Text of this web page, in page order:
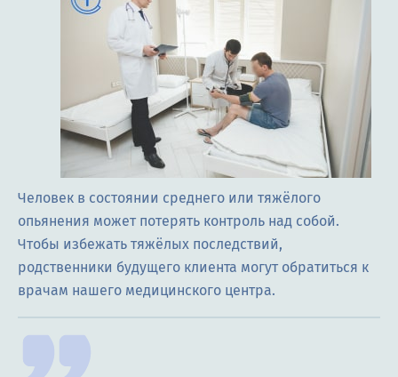
Человек в состоянии среднего или тяжёлого
опьянения может потерять контроль над собой.
Чтобы избежать тяжёлых последствий,
родственники будущего клиента могут обратиться к
врачам нашего медицинского центра.